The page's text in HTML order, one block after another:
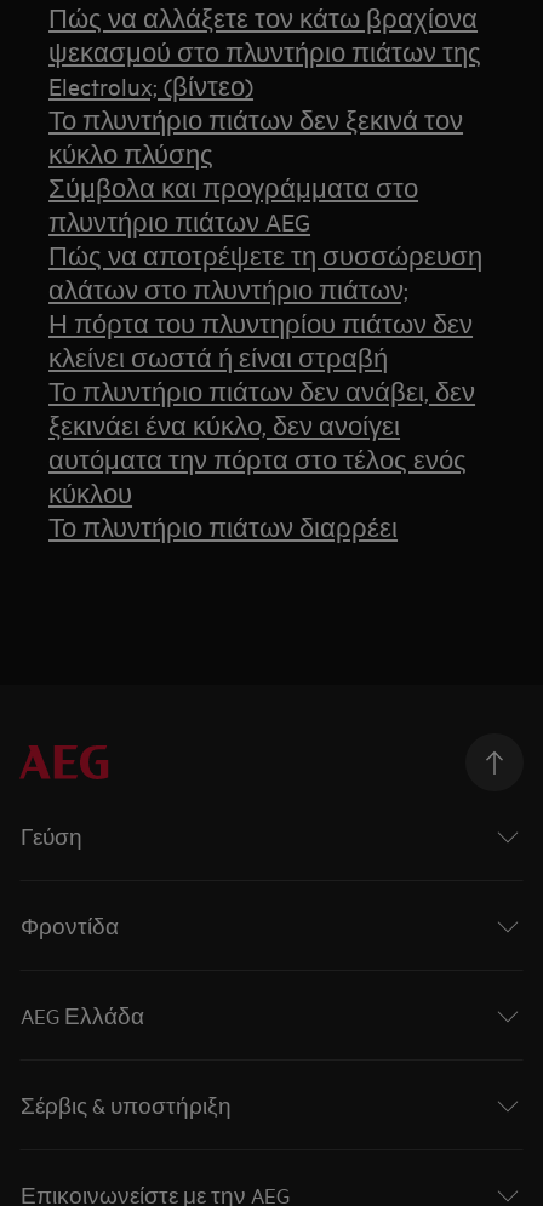
Πώς να αλλάξετε τον κάτω βραχίονα
ψεκασμού στο πλυντήριο πιάτων της
Electrolux; (βίντεο)
Το πλυντήριο πιάτων δεν ξεκινά τον
κύκλο πλύσης
Σύμβολα και προγράμματα στο
πλυντήριο πιάτων AEG
Πώς να αποτρέψετε τη συσσώρευση
αλάτων στο πλυντήριο πιάτων;
Η πόρτα του πλυντηρίου πιάτων δεν
κλείνει σωστά ή είναι στραβή
Το πλυντήριο πιάτων δεν ανάβει, δεν
ξεκινάει ένα κύκλο, δεν ανοίγει
αυτόματα την πόρτα στο τέλος ενός
κύκλου
Το πλυντήριο πιάτων διαρρέει
Γεύση
Φροντίδα
AEG Ελλάδα
Σέρβις & υποστήριξη
Επικοινωνείστε με την AEG